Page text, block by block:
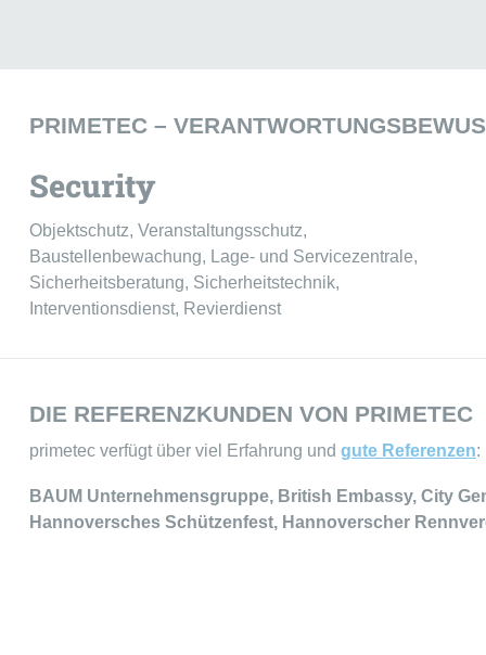
PRIMETEC –
Security
Objektschutz, Veranstaltungsschutz,
Baustellenbewachung, Lage- und Servicezentrale,
Sicherheitsberatung, Sicherheitstechnik,
Interventionsdienst, Revierdienst
DIE REFERENZKUNDEN VON PRIMETEC
primetec verfügt über viel Erfahrung und gute Referenzen:
BAUM Unternehmensgruppe, British Embassy, City
Hannoversches Schützenfest, Hannoverscher